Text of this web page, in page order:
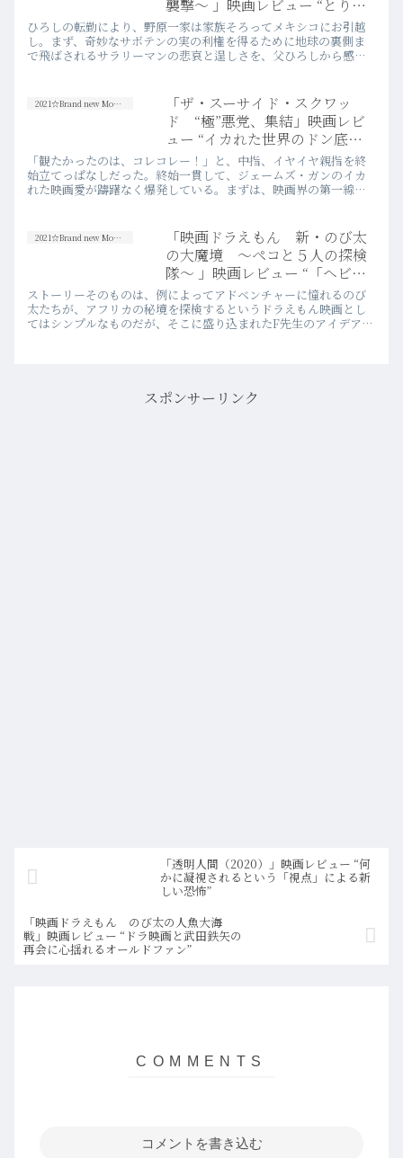
襲撃～ 」映画レビュー “とりあ
えずトレマーズが観たくなった”
ひろしの転勤により、野原一家は家族そろってメキシコにお引越
し。まず、奇妙なサボテンの実の利権を得るために地球の裏側ま
で飛ばされるサラリーマンの悲哀と逞しさを、父ひろしから感じ
2021☆Brand new Movies
「ザ・スーサイド・スクワッ
ド “極”悪党、集結」映画レビ
ュー “イカれた世界のドン底か
らのワンスアゲイン”
「観たかったのは、コレコレー！」と、中指、イヤイヤ親指を終
始立てっぱなしだった。終始一貫して、ジェームズ・ガンのイカ
れた映画愛が躊躇なく爆発している。まずは、映画界の第一線か
2021☆Brand new Movies
「映画ドラえもん 新・のび太
の大魔境 ～ペコと５人の探検
隊～ 」映画レビュー “「ヘビー
スモーカーズフォレスト！」by
出来杉”
ストーリーそのものは、例によってアドベンチャーに憧れるのび
太たちが、アフリカの秘境を探検するというドラえもん映画とし
てはシンプルなものだが、そこに盛り込まれたF先生のアイデアが
スポンサーリンク
「透明人間（2020）」映画レビュー “何
かに凝視されるという「視点」による新
しい恐怖”
「映画ドラえもん のび太の人魚大海
戦」映画レビュー “ドラ映画と武田鉄矢の
再会に心揺れるオールドファン”
コメントを書き込む